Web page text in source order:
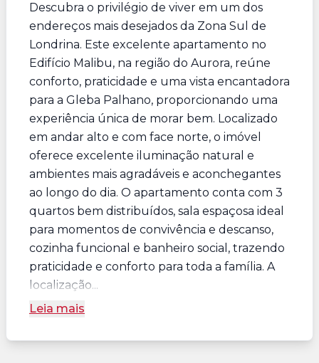
Descubra o privilégio de viver em um dos
endereços mais desejados da Zona Sul de
Londrina. Este excelente apartamento no
Edifício Malibu, na região do Aurora, reúne
conforto, praticidade e uma vista encantadora
para a Gleba Palhano, proporcionando uma
experiência única de morar bem. Localizado
em andar alto e com face norte, o imóvel
oferece excelente iluminação natural e
ambientes mais agradáveis e aconchegantes
ao longo do dia. O apartamento conta com 3
quartos bem distribuídos, sala espaçosa ideal
para momentos de convivência e descanso,
cozinha funcional e banheiro social, trazendo
praticidade e conforto para toda a família. A
localização...
Leia mais